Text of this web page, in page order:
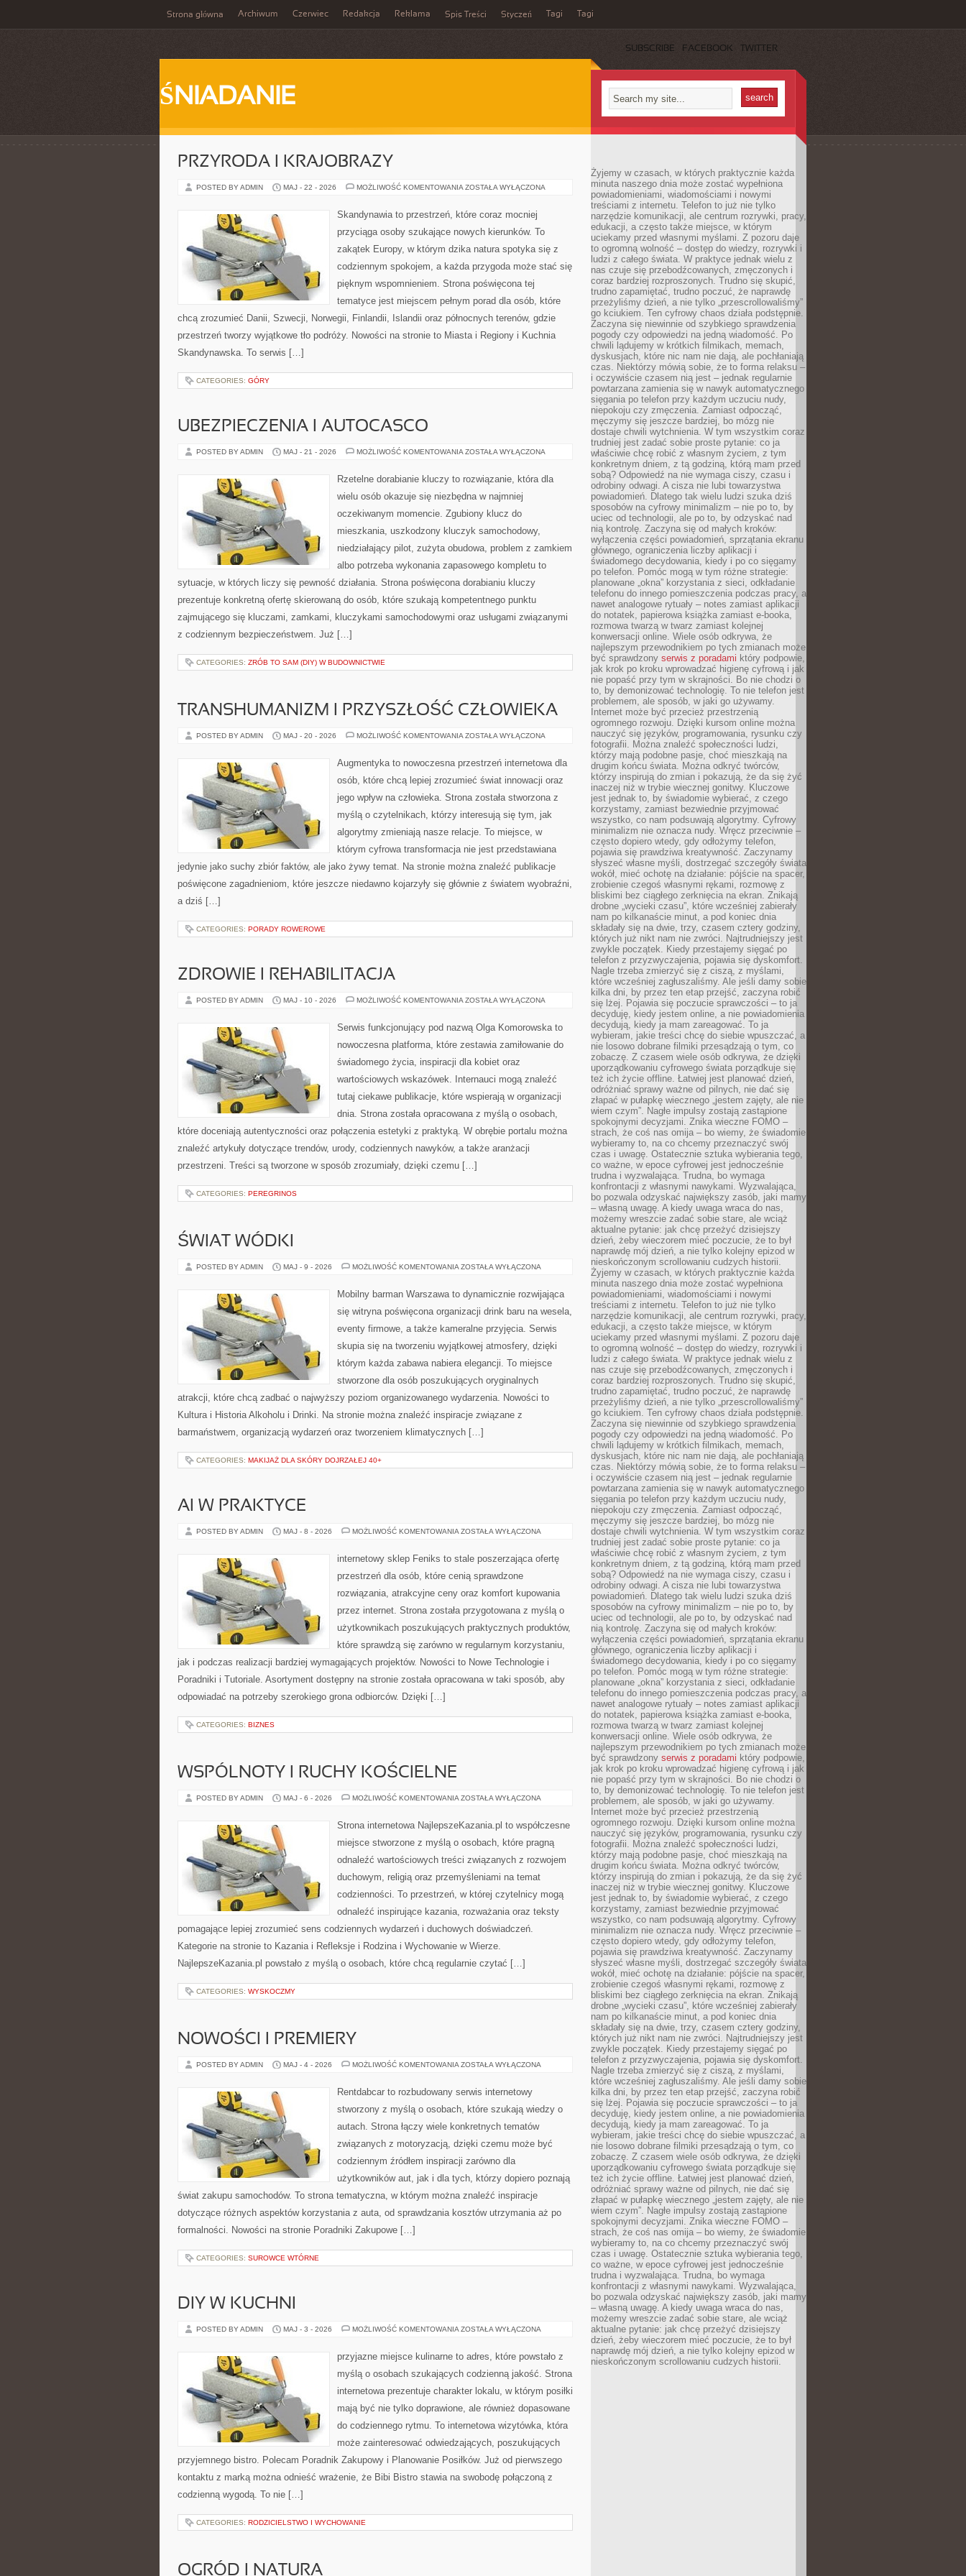
Strona główna Archiwum Czerwiec Redakcja Reklama Spis Treści Styczeń Tagi Tagi
SUBSCRIBE FACEBOOK TWITTER
ŚNIADANIE
PRZYRODA I KRAJOBRAZY
POSTED BY ADMIN MAJ - 22 - 2026 MOŻLIWOŚĆ KOMENTOWANIA PRZYRODA
ZOSTAŁA WYŁĄCZONA
Skandynawia to przestrzeń, które coraz mocniej
przyciąga osoby szukające nowych kierunków. To
zakątek Europy, w którym dzika natura spotyka się z
codziennym spokojem, a każda przygoda może stać się
pięknym wspomnieniem. Strona poświęcona tej
tematyce jest miejscem pełnym porad dla osób, które
chcą zrozumieć Danii, Szwecji, Norwegii, Finlandii, Islandii oraz północnych terenów, gdzie
przestrzeń tworzy wyjątkowe tło podróży. Nowości na stronie to Miasta i Regiony i Kuchnia
Skandynawska. To serwis […]
CATEGORIES: GÓRY
UBEZPIECZENIA I AUTOCASCO
POSTED BY ADMIN MAJ - 21 - 2026 MOŻLIWOŚĆ KOMENTOWANIA UBEZPIECZENIA
ZOSTAŁA WYŁĄCZONA
Rzetelne dorabianie kluczy to rozwiązanie, która dla
wielu osób okazuje się niezbędna w najmniej
oczekiwanym momencie. Zgubiony klucz do
mieszkania, uszkodzony kluczyk samochodowy,
niedziałający pilot, zużyta obudowa, problem z zamkiem
albo potrzeba wykonania zapasowego kompletu to
sytuacje, w których liczy się pewność działania. Strona poświęcona dorabianiu kluczy
prezentuje konkretną ofertę skierowaną do osób, które szukają kompetentnego punktu
zajmującego się kluczami, zamkami, kluczykami samochodowymi oraz usługami związanymi
z codziennym bezpieczeństwem. Już […]
CATEGORIES: ZRÓB TO SAM (DIY) W BUDOWNICTWIE
TRANSHUMANIZM I PRZYSZŁOŚĆ CZŁOWIEKA
POSTED BY ADMIN MAJ - 20 - 2026 MOŻLIWOŚĆ KOMENTOWANIA TRANSHUMANIZM
CZŁOWIEKA
ZOSTAŁA WYŁĄCZONA
Augmentyka to nowoczesna przestrzeń internetowa dla
osób, które chcą lepiej zrozumieć świat innowacji oraz
jego wpływ na człowieka. Strona została stworzona z
myślą o czytelnikach, którzy interesują się tym, jak
algorytmy zmieniają nasze relacje. To miejsce, w
którym cyfrowa transformacja nie jest przedstawiana
jedynie jako suchy zbiór faktów, ale jako żywy temat. Na stronie można znaleźć publikacje
poświęcone zagadnieniom, które jeszcze niedawno kojarzyły się głównie z światem wyobraźni,
a dziś […]
CATEGORIES: PORADY ROWEROWE
ZDROWIE I REHABILITACJA
POSTED BY ADMIN MAJ - 10 - 2026 MOŻLIWOŚĆ KOMENTOWANIA ZDROWIE
ZOSTAŁA WYŁĄCZONA
Serwis funkcjonujący pod nazwą Olga Komorowska to
nowoczesna platforma, które zestawia zamiłowanie do
świadomego życia, inspiracji dla kobiet oraz
wartościowych wskazówek. Internauci mogą znaleźć
tutaj ciekawe publikacje, które wspierają w organizacji
dnia. Strona została opracowana z myślą o osobach,
które doceniają autentyczności oraz połączenia estetyki z praktyką. W obrębie portalu można
znaleźć artykuły dotyczące trendów, urody, codziennych nawyków, a także aranżacji
przestrzeni. Treści są tworzone w sposób zrozumiały, dzięki czemu […]
CATEGORIES: PEREGRINOS
ŚWIAT WÓDKI
POSTED BY ADMIN MAJ - 9 - 2026 MOŻLIWOŚĆ KOMENTOWANIA ŚWIAT
ZOSTAŁA WYŁĄCZONA
Mobilny barman Warszawa to dynamicznie rozwijająca
się witryna poświęcona organizacji drink baru na wesela,
eventy firmowe, a także kameralne przyjęcia. Serwis
skupia się na tworzeniu wyjątkowej atmosfery, dzięki
którym każda zabawa nabiera elegancji. To miejsce
stworzone dla osób poszukujących oryginalnych
atrakcji, które chcą zadbać o najwyższy poziom organizowanego wydarzenia. Nowości to
Kultura i Historia Alkoholu i Drinki. Na stronie można znaleźć inspiracje związane z
barmaństwem, organizacją wydarzeń oraz tworzeniem klimatycznych […]
CATEGORIES: MAKIJAŻ DLA SKÓRY DOJRZAŁEJ 40+
AI W PRAKTYCE
POSTED BY ADMIN MAJ - 8 - 2026 MOŻLIWOŚĆ KOMENTOWANIA AI
ZOSTAŁA WYŁĄCZONA
internetowy sklep Feniks to stale poszerzająca ofertę
przestrzeń dla osób, które cenią sprawdzone
rozwiązania, atrakcyjne ceny oraz komfort kupowania
przez internet. Strona została przygotowana z myślą o
użytkownikach poszukujących praktycznych produktów,
które sprawdzą się zarówno w regularnym korzystaniu,
jak i podczas realizacji bardziej wymagających projektów. Nowości to Nowe Technologie i
Poradniki i Tutoriale. Asortyment dostępny na stronie została opracowana w taki sposób, aby
odpowiadać na potrzeby szerokiego grona odbiorców. Dzięki […]
CATEGORIES: BIZNES
WSPÓLNOTY I RUCHY KOŚCIELNE
POSTED BY ADMIN MAJ - 6 - 2026 MOŻLIWOŚĆ KOMENTOWANIA WSPÓLNOTY
KOŚCIELNE
ZOSTAŁA WYŁĄCZONA
Strona internetowa NajlepszeKazania.pl to współczesne
miejsce stworzone z myślą o osobach, które pragną
odnaleźć wartościowych treści związanych z rozwojem
duchowym, religią oraz przemyśleniami na temat
codzienności. To przestrzeń, w której czytelnicy mogą
odnaleźć inspirujące kazania, rozważania oraz teksty
pomagające lepiej zrozumieć sens codziennych wydarzeń i duchowych doświadczeń.
Kategorie na stronie to Kazania i Refleksje i Rodzina i Wychowanie w Wierze.
NajlepszeKazania.pl powstało z myślą o osobach, które chcą regularnie czytać […]
CATEGORIES: WYSKOCZMY
NOWOŚCI I PREMIERY
POSTED BY ADMIN MAJ - 4 - 2026 MOŻLIWOŚĆ KOMENTOWANIA NOWOŚCI
ZOSTAŁA WYŁĄCZONA
Rentdabcar to rozbudowany serwis internetowy
stworzony z myślą o osobach, które szukają wiedzy o
autach. Strona łączy wiele konkretnych tematów
związanych z motoryzacją, dzięki czemu może być
codziennym źródłem inspiracji zarówno dla
użytkowników aut, jak i dla tych, którzy dopiero poznają
świat zakupu samochodów. To strona tematyczna, w którym można znaleźć inspiracje
dotyczące różnych aspektów korzystania z auta, od sprawdzania kosztów utrzymania aż po
formalności. Nowości na stronie Poradniki Zakupowe […]
CATEGORIES: SUROWCE WTÓRNE
DIY W KUCHNI
POSTED BY ADMIN MAJ - 3 - 2026 MOŻLIWOŚĆ KOMENTOWANIA DIY
ZOSTAŁA WYŁĄCZONA
przyjazne miejsce kulinarne to adres, które powstało z
myślą o osobach szukających codzienną jakość. Strona
internetowa prezentuje charakter lokalu, w którym posiłki
mają być nie tylko doprawione, ale również dopasowane
do codziennego rytmu. To internetowa wizytówka, która
może zainteresować odwiedzających, poszukujących
przyjemnego bistro. Polecam Poradnik Zakupowy i Planowanie Posiłków. Już od pierwszego
kontaktu z marką można odnieść wrażenie, że Bibi Bistro stawia na swobodę połączoną z
codzienną wygodą. To nie […]
CATEGORIES: RODZICIELSTWO I WYCHOWANIE
OGRÓD I NATURA
Żyjemy w czasach, w których praktycznie każda
minuta naszego dnia może zostać wypełniona
powiadomieniami, wiadomościami i nowymi
treściami z internetu. Telefon to już nie tylko
narzędzie komunikacji, ale centrum rozrywki, pracy,
edukacji, a często także miejsce, w którym
uciekamy przed własnymi myślami. Z pozoru daje
to ogromną wolność – dostęp do wiedzy, rozrywki i
ludzi z całego świata. W praktyce jednak wielu z
nas czuje się przebodźcowanych, zmęczonych i
coraz bardziej rozproszonych. Trudno się skupić,
trudno zapamiętać, trudno poczuć, że naprawdę
przeżyliśmy dzień, a nie tylko „przescrollowaliśmy”
go kciukiem. Ten cyfrowy chaos działa podstępnie.
Zaczyna się niewinnie od szybkiego sprawdzenia
pogody czy odpowiedzi na jedną wiadomość. Po
chwili lądujemy w krótkich filmikach, memach,
dyskusjach, które nic nam nie dają, ale pochłaniają
czas. Niektórzy mówią sobie, że to forma relaksu –
i oczywiście czasem nią jest – jednak regularnie
powtarzana zamienia się w nawyk automatycznego
sięgania po telefon przy każdym uczuciu nudy,
niepokoju czy zmęczenia. Zamiast odpocząć,
męczymy się jeszcze bardziej, bo mózg nie
dostaje chwili wytchnienia. W tym wszystkim coraz
trudniej jest zadać sobie proste pytanie: co ja
właściwie chcę robić z własnym życiem, z tym
konkretnym dniem, z tą godziną, którą mam przed
sobą? Odpowiedź na nie wymaga ciszy, czasu i
odrobiny odwagi. A cisza nie lubi towarzystwa
powiadomień. Dlatego tak wielu ludzi szuka dziś
sposobów na cyfrowy minimalizm – nie po to, by
uciec od technologii, ale po to, by odzyskać nad
nią kontrolę. Zaczyna się od małych kroków:
wyłączenia części powiadomień, sprzątania ekranu
głównego, ograniczenia liczby aplikacji i
świadomego decydowania, kiedy i po co sięgamy
po telefon. Pomóc mogą w tym różne strategie:
planowane „okna” korzystania z sieci, odkładanie
telefonu do innego pomieszczenia podczas pracy, a
nawet analogowe rytuały – notes zamiast aplikacji
do notatek, papierowa książka zamiast e-booka,
rozmowa twarzą w twarz zamiast kolejnej
konwersacji online. Wiele osób odkrywa, że
najlepszym przewodnikiem po tych zmianach może
być sprawdzony serwis z poradami który podpowie,
jak krok po kroku wprowadzać higienę cyfrową i jak
nie popaść przy tym w skrajności. Bo nie chodzi o
to, by demonizować technologię. To nie telefon jest
problemem, ale sposób, w jaki go używamy.
Internet może być przecież przestrzenią
ogromnego rozwoju. Dzięki kursom online można
nauczyć się języków, programowania, rysunku czy
fotografii. Można znaleźć społeczności ludzi,
którzy mają podobne pasje, choć mieszkają na
drugim końcu świata. Można odkryć twórców,
którzy inspirują do zmian i pokazują, że da się żyć
inaczej niż w trybie wiecznej gonitwy. Kluczowe
jest jednak to, by świadomie wybierać, z czego
korzystamy, zamiast bezwiednie przyjmować
wszystko, co nam podsuwają algorytmy. Cyfrowy
minimalizm nie oznacza nudy. Wręcz przeciwnie –
często dopiero wtedy, gdy odłożymy telefon,
pojawia się prawdziwa kreatywność. Zaczynamy
słyszeć własne myśli, dostrzegać szczegóły świata
wokół, mieć ochotę na działanie: pójście na spacer,
zrobienie czegoś własnymi rękami, rozmowę z
bliskimi bez ciągłego zerknięcia na ekran. Znikają
drobne „wycieki czasu”, które wcześniej zabierały
nam po kilkanaście minut, a pod koniec dnia
składały się na dwie, trzy, czasem cztery godziny,
których już nikt nam nie zwróci. Najtrudniejszy jest
zwykle początek. Kiedy przestajemy sięgać po
telefon z przyzwyczajenia, pojawia się dyskomfort.
Nagle trzeba zmierzyć się z ciszą, z myślami,
które wcześniej zagłuszaliśmy. Ale jeśli damy sobie
kilka dni, by przez ten etap przejść, zaczyna robić
się lżej. Pojawia się poczucie sprawczości – to ja
decyduję, kiedy jestem online, a nie powiadomienia
decydują, kiedy ja mam zareagować. To ja
wybieram, jakie treści chcę do siebie wpuszczać, a
nie losowo dobrane filmiki przesądzają o tym, co
zobaczę. Z czasem wiele osób odkrywa, że dzięki
uporządkowaniu cyfrowego świata porządkuje się
też ich życie offline. Łatwiej jest planować dzień,
odróżniać sprawy ważne od pilnych, nie dać się
złapać w pułapkę wiecznego „jestem zajęty, ale nie
wiem czym”. Nagłe impulsy zostają zastąpione
spokojnymi decyzjami. Znika wieczne FOMO –
strach, że coś nas omija – bo wiemy, że świadomie
wybieramy to, na co chcemy przeznaczyć swój
czas i uwagę. Ostatecznie sztuka wybierania tego,
co ważne, w epoce cyfrowej jest jednocześnie
trudna i wyzwalająca. Trudna, bo wymaga
konfrontacji z własnymi nawykami. Wyzwalająca,
bo pozwala odzyskać największy zasób, jaki mamy
– własną uwagę. A kiedy uwaga wraca do nas,
możemy wreszcie zadać sobie stare, ale wciąż
aktualne pytanie: jak chcę przeżyć dzisiejszy
dzień, żeby wieczorem mieć poczucie, że to był
naprawdę mój dzień, a nie tylko kolejny epizod w
nieskończonym scrollowaniu cudzych historii.
Żyjemy w czasach, w których praktycznie każda
minuta naszego dnia może zostać wypełniona
powiadomieniami, wiadomościami i nowymi
treściami z internetu. Telefon to już nie tylko
narzędzie komunikacji, ale centrum rozrywki, pracy,
edukacji, a często także miejsce, w którym
uciekamy przed własnymi myślami. Z pozoru daje
to ogromną wolność – dostęp do wiedzy, rozrywki i
ludzi z całego świata. W praktyce jednak wielu z
nas czuje się przebodźcowanych, zmęczonych i
coraz bardziej rozproszonych. Trudno się skupić,
trudno zapamiętać, trudno poczuć, że naprawdę
przeżyliśmy dzień, a nie tylko „przescrollowaliśmy”
go kciukiem. Ten cyfrowy chaos działa podstępnie.
Zaczyna się niewinnie od szybkiego sprawdzenia
pogody czy odpowiedzi na jedną wiadomość. Po
chwili lądujemy w krótkich filmikach, memach,
dyskusjach, które nic nam nie dają, ale pochłaniają
czas. Niektórzy mówią sobie, że to forma relaksu –
i oczywiście czasem nią jest – jednak regularnie
powtarzana zamienia się w nawyk automatycznego
sięgania po telefon przy każdym uczuciu nudy,
niepokoju czy zmęczenia. Zamiast odpocząć,
męczymy się jeszcze bardziej, bo mózg nie
dostaje chwili wytchnienia. W tym wszystkim coraz
trudniej jest zadać sobie proste pytanie: co ja
właściwie chcę robić z własnym życiem, z tym
konkretnym dniem, z tą godziną, którą mam przed
sobą? Odpowiedź na nie wymaga ciszy, czasu i
odrobiny odwagi. A cisza nie lubi towarzystwa
powiadomień. Dlatego tak wielu ludzi szuka dziś
sposobów na cyfrowy minimalizm – nie po to, by
uciec od technologii, ale po to, by odzyskać nad
nią kontrolę. Zaczyna się od małych kroków:
wyłączenia części powiadomień, sprzątania ekranu
głównego, ograniczenia liczby aplikacji i
świadomego decydowania, kiedy i po co sięgamy
po telefon. Pomóc mogą w tym różne strategie:
planowane „okna” korzystania z sieci, odkładanie
telefonu do innego pomieszczenia podczas pracy, a
nawet analogowe rytuały – notes zamiast aplikacji
do notatek, papierowa książka zamiast e-booka,
rozmowa twarzą w twarz zamiast kolejnej
konwersacji online. Wiele osób odkrywa, że
najlepszym przewodnikiem po tych zmianach może
być sprawdzony serwis z poradami który podpowie,
jak krok po kroku wprowadzać higienę cyfrową i jak
nie popaść przy tym w skrajności. Bo nie chodzi o
to, by demonizować technologię. To nie telefon jest
problemem, ale sposób, w jaki go używamy.
Internet może być przecież przestrzenią
ogromnego rozwoju. Dzięki kursom online można
nauczyć się języków, programowania, rysunku czy
fotografii. Można znaleźć społeczności ludzi,
którzy mają podobne pasje, choć mieszkają na
drugim końcu świata. Można odkryć twórców,
którzy inspirują do zmian i pokazują, że da się żyć
inaczej niż w trybie wiecznej gonitwy. Kluczowe
jest jednak to, by świadomie wybierać, z czego
korzystamy, zamiast bezwiednie przyjmować
wszystko, co nam podsuwają algorytmy. Cyfrowy
minimalizm nie oznacza nudy. Wręcz przeciwnie –
często dopiero wtedy, gdy odłożymy telefon,
pojawia się prawdziwa kreatywność. Zaczynamy
słyszeć własne myśli, dostrzegać szczegóły świata
wokół, mieć ochotę na działanie: pójście na spacer,
zrobienie czegoś własnymi rękami, rozmowę z
bliskimi bez ciągłego zerknięcia na ekran. Znikają
drobne „wycieki czasu”, które wcześniej zabierały
nam po kilkanaście minut, a pod koniec dnia
składały się na dwie, trzy, czasem cztery godziny,
których już nikt nam nie zwróci. Najtrudniejszy jest
zwykle początek. Kiedy przestajemy sięgać po
telefon z przyzwyczajenia, pojawia się dyskomfort.
Nagle trzeba zmierzyć się z ciszą, z myślami,
które wcześniej zagłuszaliśmy. Ale jeśli damy sobie
kilka dni, by przez ten etap przejść, zaczyna robić
się lżej. Pojawia się poczucie sprawczości – to ja
decyduję, kiedy jestem online, a nie powiadomienia
decydują, kiedy ja mam zareagować. To ja
wybieram, jakie treści chcę do siebie wpuszczać, a
nie losowo dobrane filmiki przesądzają o tym, co
zobaczę. Z czasem wiele osób odkrywa, że dzięki
uporządkowaniu cyfrowego świata porządkuje się
też ich życie offline. Łatwiej jest planować dzień,
odróżniać sprawy ważne od pilnych, nie dać się
złapać w pułapkę wiecznego „jestem zajęty, ale nie
wiem czym”. Nagłe impulsy zostają zastąpione
spokojnymi decyzjami. Znika wieczne FOMO –
strach, że coś nas omija – bo wiemy, że świadomie
wybieramy to, na co chcemy przeznaczyć swój
czas i uwagę. Ostatecznie sztuka wybierania tego,
co ważne, w epoce cyfrowej jest jednocześnie
trudna i wyzwalająca. Trudna, bo wymaga
konfrontacji z własnymi nawykami. Wyzwalająca,
bo pozwala odzyskać największy zasób, jaki mamy
– własną uwagę. A kiedy uwaga wraca do nas,
możemy wreszcie zadać sobie stare, ale wciąż
aktualne pytanie: jak chcę przeżyć dzisiejszy
dzień, żeby wieczorem mieć poczucie, że to był
naprawdę mój dzień, a nie tylko kolejny epizod w
nieskończonym scrollowaniu cudzych historii.